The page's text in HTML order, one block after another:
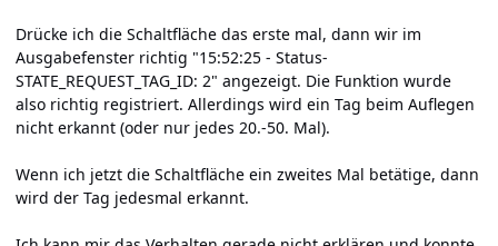
Drücke ich die Schaltfläche das erste mal, dann wir im
Ausgabefenster richtig "15:52:25 - Status-
STATE_REQUEST_TAG_ID: 2" angezeigt. Die Funktion wurde
also richtig registriert. Allerdings wird ein Tag beim Auflegen
nicht erkannt (oder nur jedes 20.-50. Mal).
Wenn ich jetzt die Schaltfläche ein zweites Mal betätige, dann
wird der Tag jedesmal erkannt.